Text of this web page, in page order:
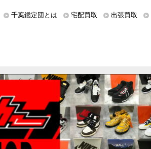
千葉鑑定団とは 宅配買取 出張買取